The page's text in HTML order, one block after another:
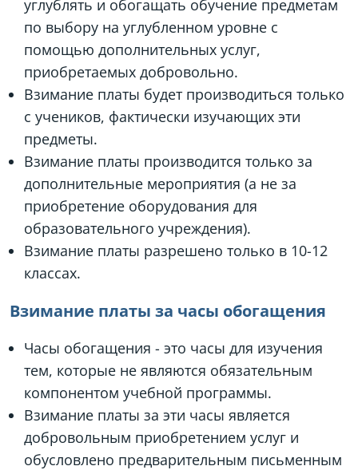
углублять и обогащать обучение предметам
по выбору на углубленном уровне с
помощью дополнительных услуг,
приобретаемых добровольно.
Взимание платы будет производиться только
с учеников, фактически изучающих эти
предметы.
Взимание платы производится только за
дополнительные мероприятия (а не за
приобретение оборудования для
образовательного учреждения).
Взимание платы разрешено только в 10-12
классах.
Взимание платы за часы обогащения
Часы обогащения - это часы для изучения
тем, которые не являются обязательным
компонентом учебной программы.
Взимание платы за эти часы является
добровольным приобретением услуг и
обусловлено предварительным письменным